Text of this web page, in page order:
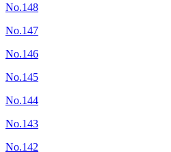
No.148
No.147
No.146
No.145
No.144
No.143
No.142